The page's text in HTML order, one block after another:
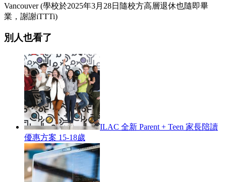
Vancouver (學校於2025年3月28日隨校方高層退休也隨即畢
業，謝謝iTTTi)
別人也看了
ILAC 全新 Parent + Teen 家長陪讀
優惠方案 15-18歲